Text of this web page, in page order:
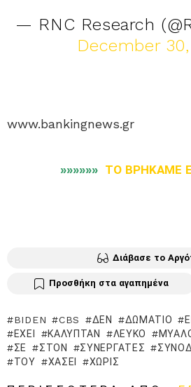
— RNC Research
December
www.bankingnews.gr
»»»»»» ΤΟ ΒΡΗΚΑΜΕ
Διάβασε το
Προσθήκη στα αγαπημένα
BIDEN CBS ΔΕΝ ΔΩΜΆΤΙΟ
ΈΧΕΙ
ΚΆΛΥΠΤΑΝ ΛΕΥΚΌ
ΣΕ
ΣΤΟΝ ΣΥΝΕΡΓΆΤΕΣ
ΤΟΥ
ΧΆΣΕΙ ΧΩΡΊΣ